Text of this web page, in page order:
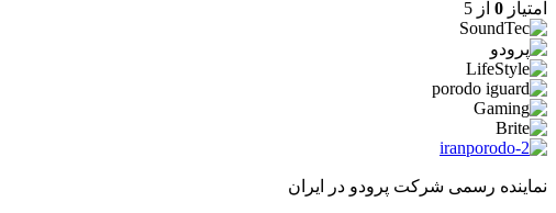
امتیاز 0 از 5
نماینده رسمی شرکت پرودو در ایران